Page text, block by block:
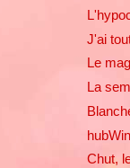
J'ai
Le
La
Chut,